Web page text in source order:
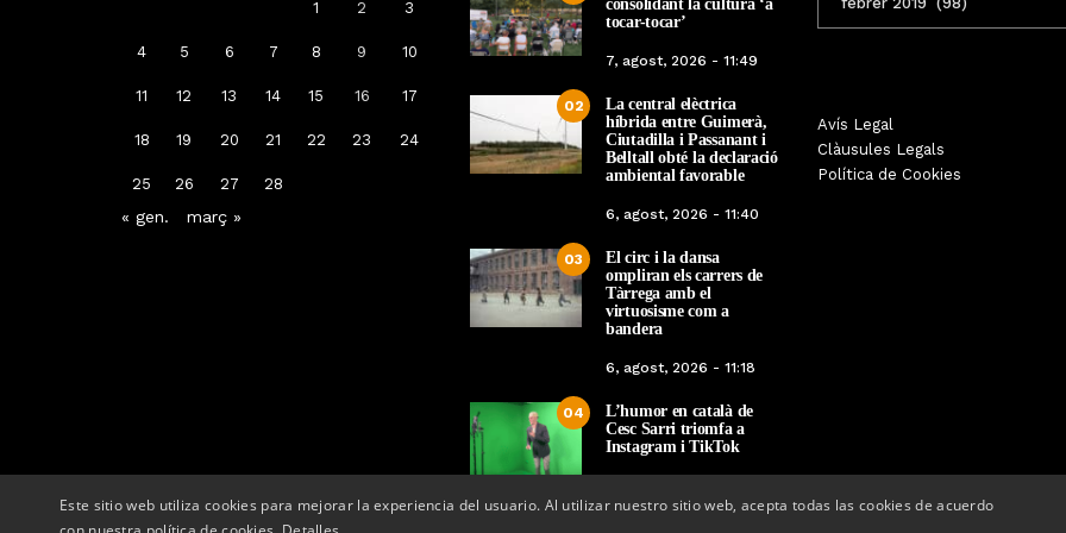
1 2 3
4 5 6 7 8 9 10
11 12 13 14 15 16 17
18 19 20 21 22 23 24
25 26 27 28
« gen. març »
consolidant la cultura ‘a
tocar-tocar’
7, agost, 2026 - 11:49
02
La central elèctrica
híbrida entre Guimerà,
Ciutadilla i Passanant i
Belltall obté la declaració
ambiental favorable
6, agost, 2026 - 11:40
03
El circ i la dansa
ompliran els carrers de
Tàrrega amb el
virtuosisme com a
bandera
6, agost, 2026 - 11:18
04
L’humor en català de
Cesc Sarri triomfa a
Instagram i TikTok
MENSUALS
Avís Legal
Clàusules Legals
Política de Cookies
Arrenca la campanya de
vacunació: a qui li toca la de la
grip, COVID-19 o totes dues
14, octubre, 2025 - 08:04
Tàrrega farà bategar la història
amb l’estrena de “Lo Pedrafoc”,
la nova bèstia festiva de
12, maig, 2026 - 09:29
Tàrrega edita un
història dels gegants
en el marc de la
Este sitio web utiliza cookies para mejorar la experiencia del usuario. Al utilizar nuestro sitio web, acepta todas las cookies de acuerdo